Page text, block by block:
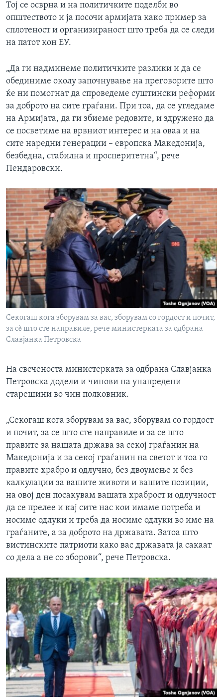
Тој се осврна и на политичките поделби во
општеството и ја посочи армијата како пример за
сплотеност и организираност што треба да се следи
на патот кон ЕУ.
„Да ги надминеме политичките разлики и да се
обединиме околу започнување на преговорите што
ќе ни помогнат да спроведеме суштински реформи
за доброто на сите граѓани. При тоа, да се угледаме
на Армијата, да ги збиеме редовите, и здружено да
се посветиме на врвниот интерес и на оваа и на
сите наредни генерации – европска Македонија,
безбедна, стабилна и просперитетна“, рече
Пендаровски.
Секогаш кога зборувам за вас, зборувам со гордост и почит,
за сè што сте направиле, рече министерката за одбрана
Славјанка Петровска
На свеченоста министерката за одбрана Славјанка
Петровска додели и чинови на унапредени
старешини во чин полковник.
„Секогаш кога зборувам за вас, зборувам со гордост
и почит, за се што сте направиле и за се што
правите за нашата држава за секој граѓанин на
Македонија и за секој граѓанин на светот и тоа го
правите храбро и одлучно, без двоумење и без
калкулации за вашите животи и вашите позиции,
на овој ден посакувам вашата храброст и одлучност
да се прелее и кај сите нас кои имаме потреба и
носиме одлуки и треба да носиме одлуки во име на
граѓаните, а за доброто на државата. Затоа што
вистинските патриоти како вас државата ја сакаат
со дела а не со зборови“, рече Петровска.